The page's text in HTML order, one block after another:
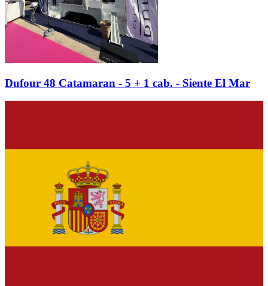
Dufour 48 Catamaran - 5 + 1 cab. - Siente El Mar